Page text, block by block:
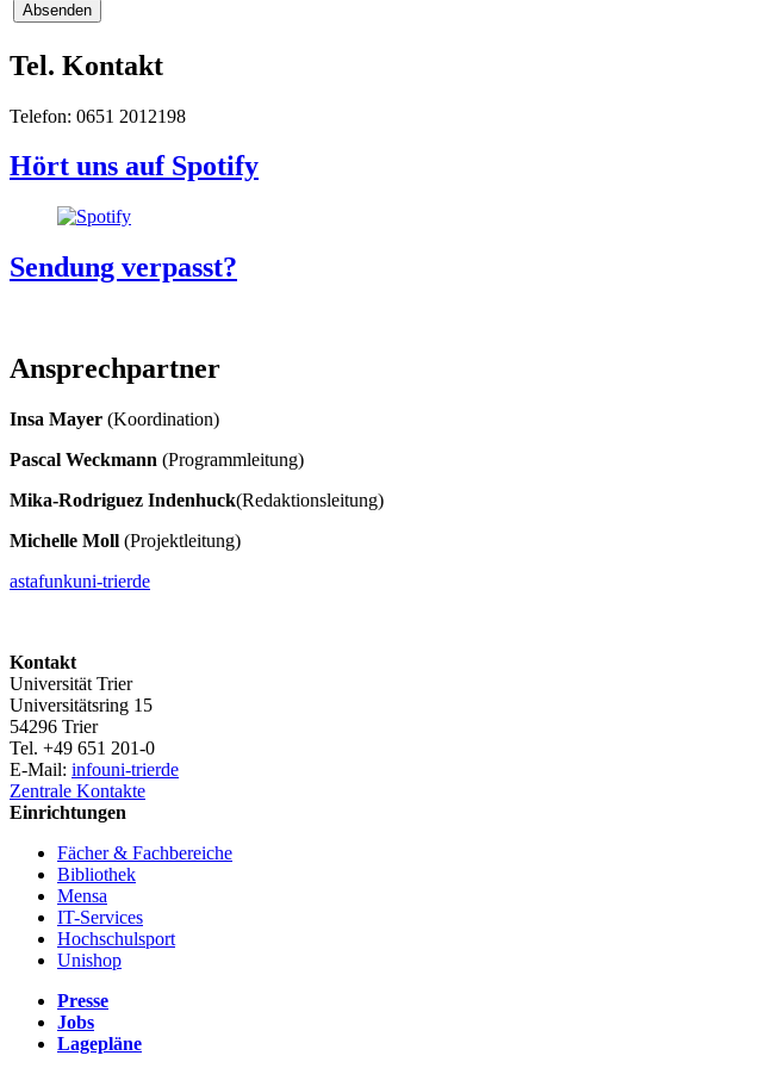
Tel. Kontakt
Telefon: 0651 2012198
Hört uns auf Spotify
Sendung verpasst?
Ansprechpartner
Insa Mayer (Koordination)
Pascal Weckmann (Programmleitung)
Mika-Rodriguez Indenhuck(Redaktionsleitung)
Michelle Moll (Projektleitung)
astafunkuni-trierde
Kontakt
Universität Trier
Universitätsring 15
54296 Trier
Tel. +49 651 201-0
E-Mail: infouni-trierde
Zentrale Kontakte
Einrichtungen
Fächer & Fachbereiche
Bibliothek
Mensa
IT-Services
Hochschulsport
Unishop
Presse
Jobs
Lagepläne